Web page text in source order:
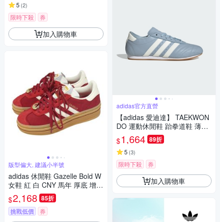
5 (2)
限時下殺 券
加入購物車
版型偏大, 建議小半號
adidas 休閒鞋 Gazelle Bold W
女鞋 紅 白 CNY 馬年 厚底 增高
膠底 愛迪達 KJ4293
$2,168 85折
挑戰低價 券
adidas官方直營
【adidas 愛迪達】 TAEKWON
DO 運動休閒鞋 跆拳道鞋 薄底
鞋 女鞋 - Originals JS3317
$1,664 89折
5 (3)
限時下殺 券
加入購物車